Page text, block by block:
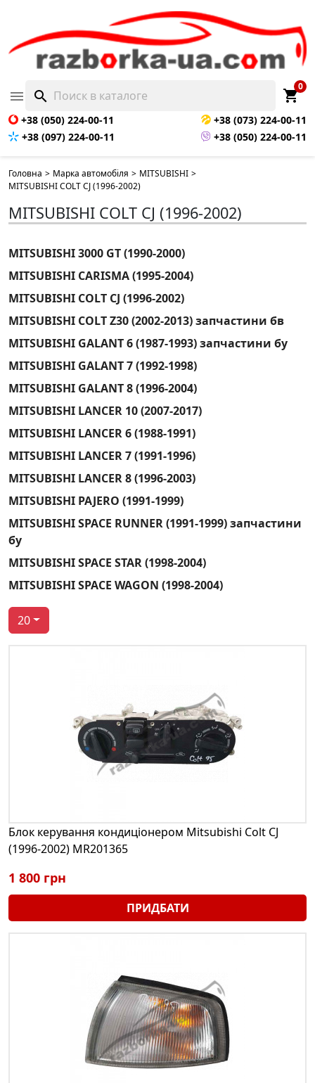
 search shopping_cart
0
+38 (050) 224-00-11
+38 (073) 224-00-11
+38 (097) 224-00-11
+38 (050) 224-00-11
Головна > Марка автомобіля > MITSUBISHI >
MITSUBISHI COLT CJ (1996-2002)
MITSUBISHI COLT CJ (1996-2002)
MITSUBISHI 3000 GT (1990-2000)
MITSUBISHI CARISMA (1995-2004)
MITSUBISHI COLT CJ (1996-2002)
MITSUBISHI COLT Z30 (2002-2013) запчастини бв
MITSUBISHI GALANT 6 (1987-1993) запчастини бу
MITSUBISHI GALANT 7 (1992-1998)
MITSUBISHI GALANT 8 (1996-2004)
MITSUBISHI LANCER 10 (2007-2017)
MITSUBISHI LANCER 6 (1988-1991)
MITSUBISHI LANCER 7 (1991-1996)
MITSUBISHI LANCER 8 (1996-2003)
MITSUBISHI PAJERO (1991-1999)
MITSUBISHI SPACE RUNNER (1991-1999) запчастини
бу
MITSUBISHI SPACE STAR (1998-2004)
MITSUBISHI SPACE WAGON (1998-2004)
20
Блок керування кондиціонером Mitsubishi Colt CJ
(1996-2002) MR201365
1 800 грн
ПРИДБАТИ